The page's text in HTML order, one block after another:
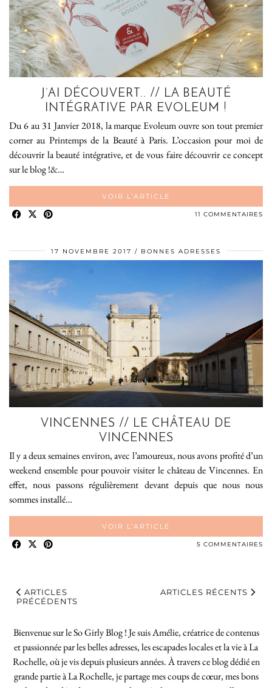
J’AI DÉCOUVERT.. // LA BEAUTÉ
INTÉGRATIVE PAR EVOLEUM !
Du 6 au 31 Janvier 2018, la marque Evoleum ouvre son tout premier
corner au Printemps de la Beauté à Paris. L’occasion pour moi de
découvrir la beauté intégrative, et de vous faire découvrir ce concept
sur le blog !&…
VOIR L’ARTICLE
11 COMMENTAIRES
17 NOVEMBRE 2017 BONNES ADRESSES
VINCENNES // LE CHÂTEAU DE
VINCENNES
Il y a deux semaines environ, avec l’amoureux, nous avons profité d’un
weekend ensemble pour pouvoir visiter le château de Vincennes. En
effet, nous passons régulièrement devant depuis que nous nous
sommes installé…
VOIR L’ARTICLE
5 COMMENTAIRES
ARTICLES
PRÉCÉDENTS
ARTICLES RÉCENTS
Bienvenue sur le So Girly Blog ! Je suis Amélie, créatrice de contenus
et passionnée par les belles adresses, les escapades locales et la vie à La
Rochelle, où je vis depuis plusieurs années. À travers ce blog dédié en
grande partie à La Rochelle, je partage mes coups de cœur, mes bons